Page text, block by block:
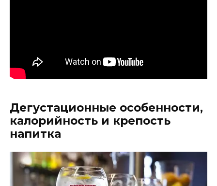
Дегустационные особенности,
калорийность и крепость
напитка